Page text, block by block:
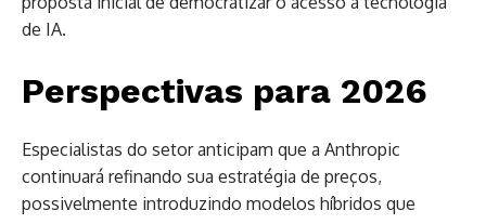
de IA.
Perspectivas para 2026
Especialistas do setor anticipam que a Anthropic
continuará refinando sua estratégia de preços,
possivelmente introduzindo modelos híbridos que